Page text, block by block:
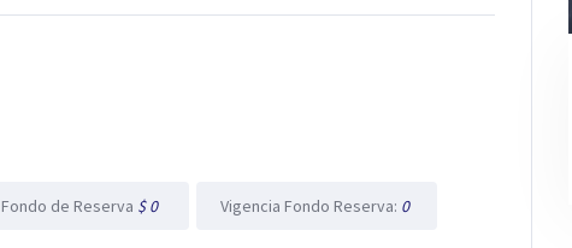
Fondo de Reserva $ 0 Vigencia Fondo Reserva: 0